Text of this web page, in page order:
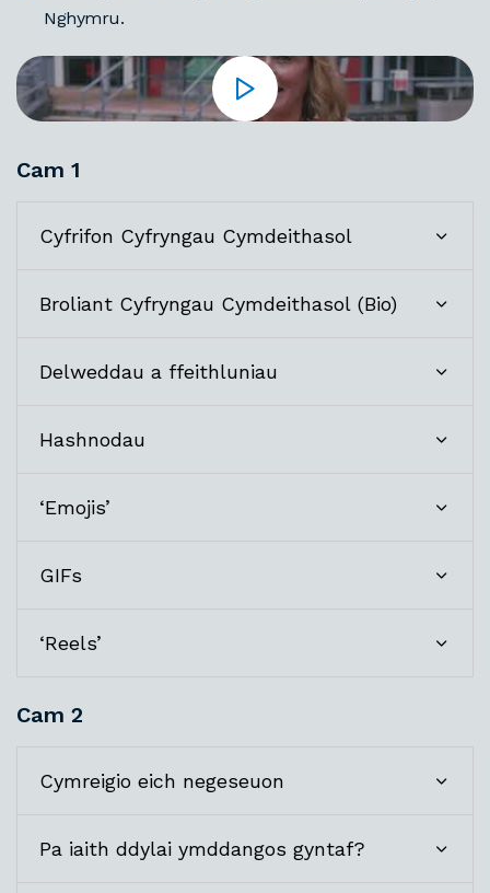
Nghymru.
Cam 1
Cyfrifon Cyfryngau Cymdeithasol
Broliant Cyfryngau Cymdeithasol (Bio)
Delweddau a ffeithluniau
Hashnodau
‘Emojis’
GIFs
‘Reels’
Cam 2
Cymreigio eich negeseuon
Pa iaith ddylai ymddangos gyntaf?